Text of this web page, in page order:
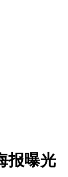
报曝光